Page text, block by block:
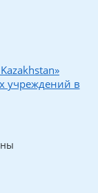
учреждений в